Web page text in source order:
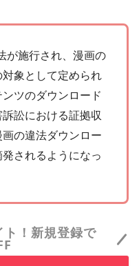
が施行され、漫画の
象として定められ
ツのダウンロード
訟における証拠収
の違法ダウンロー
されるようになっ
！新規登録で